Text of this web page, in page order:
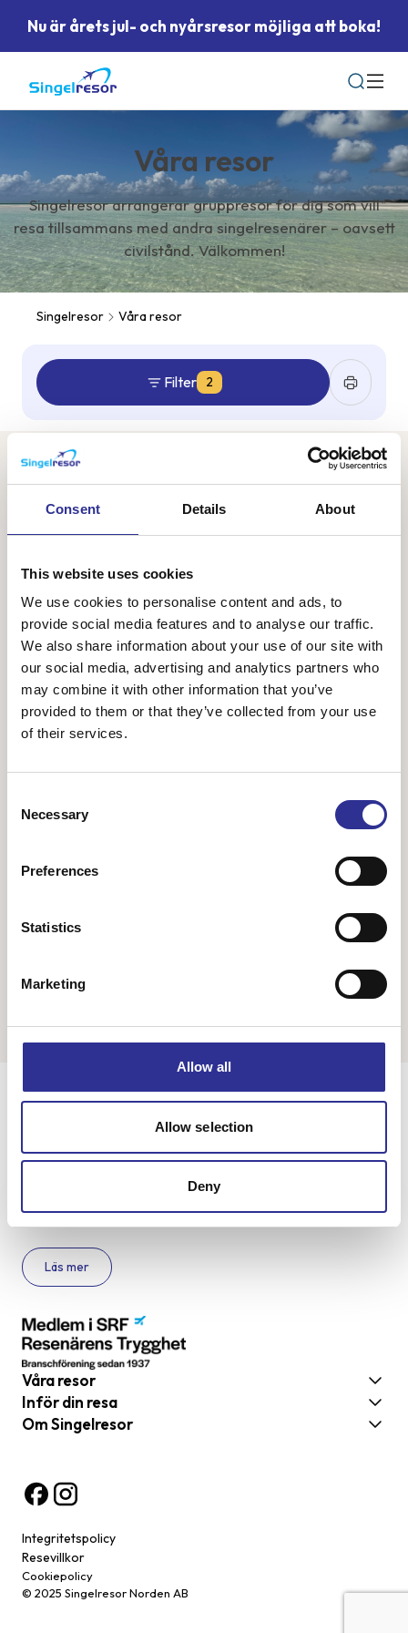
Consent Details About
This website uses cookies
We use cookies to personalise content and ads, to
provide social media features and to analyse our traffic.
We also share information about your use of our site with
our social media, advertising and analytics partners who
may combine it with other information that you’ve
provided to them or that they’ve collected from your use
of their services.
Selection
Necessary
Preferences
Statistics
Marketing
Allow all
Allow selection
Deny
Nu är årets jul- och nyårsresor möjliga att boka!
Sök
Våra resor
Singelresor arrangerar gruppresor för dig som vill
resa tillsammans med andra singelresenärer – oavsett
civilstånd. Välkommen!
Singelresor Våra resor
Filter 2
Dublin över nyår
bor centralt i staden och gör utflykter och intressanta
aktiviteter i och utanför staden. Vi besöker bland annat
Från25 550 kr
Singelresor – för dig som vill resa tillsammans med andra
singelresenärer – oavsett civilstånd. Vi har funnits sedan 2004.
Läs mer
Våra resor
Inför din resa
Om Singelresor
Integritetspolicy
Resevillkor
Cookiepolicy
© 2025 Singelresor Norden AB